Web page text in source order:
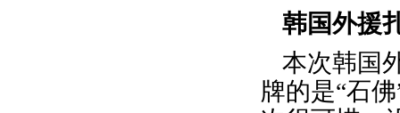
韩国外援
本次韩国
牌的是“石